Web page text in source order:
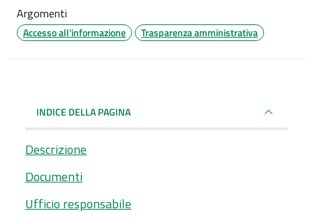
Argomenti
Accesso all'informazione Trasparenza amministrativa
INDICE DELLA PAGINA
Descrizione
Documenti
Ufficio responsabile